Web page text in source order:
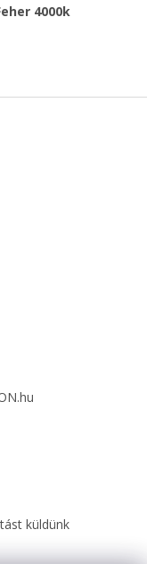
4000k
küldünk